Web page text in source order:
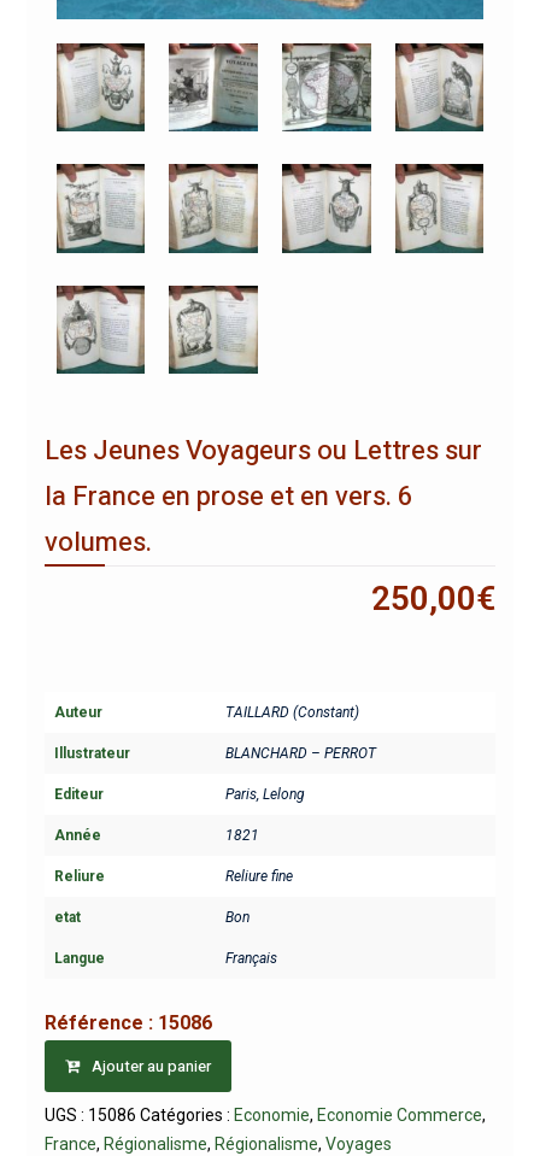
Les Jeunes Voyageurs ou Lettres sur
la France en prose et en vers. 6
volumes.
250,00€
Auteur TAILLARD (Constant)
Illustrateur BLANCHARD – PERROT
Editeur Paris, Lelong
Année 1821
Reliure Reliure fine
etat Bon
Langue Français
Référence : 15086
Ajouter au panier
UGS : 15086 Catégories : Economie, Economie Commerce,
France, Régionalisme, Régionalisme, Voyages